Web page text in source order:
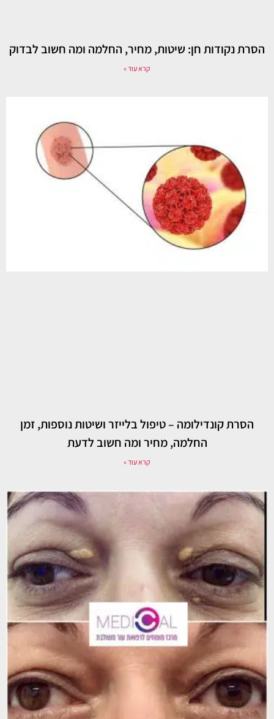
הסרת נקודות חן: שיטות, מחיר, החלמה ומה חשוב לבדוק
קרא עוד »
הסרת קונדילומה – טיפול בלייזר ושיטות נוספות, זמן
החלמה, מחיר ומה חשוב לדעת
קרא עוד »